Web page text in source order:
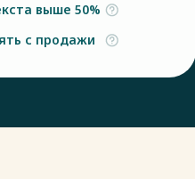
выше 50%
с продажи